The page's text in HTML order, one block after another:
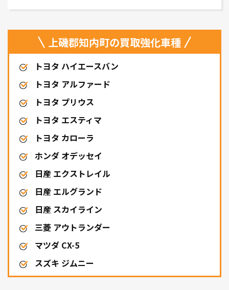
上磯郡知内町の買取強化車種
トヨタ ハイエースバン
トヨタ アルファード
トヨタ プリウス
トヨタ エスティマ
トヨタ カローラ
ホンダ オデッセイ
日産 エクストレイル
日産 エルグランド
日産 スカイライン
三菱 アウトランダー
マツダ CX-5
スズキ ジムニー